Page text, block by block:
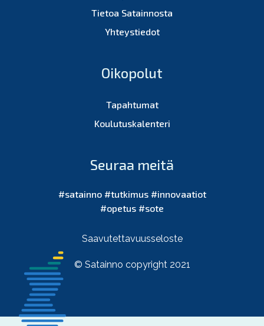
Tietoa Satainnosta
Yhteystiedot
Oikopolut
Tapahtumat
Koulutuskalenteri
Seuraa meitä
#satainno #tutkimus #innovaatiot
#opetus #sote
Saavutettavuusseloste
© Satainno copyright 2021